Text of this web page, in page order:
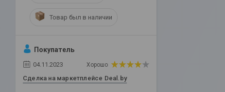
Товар был в наличии
Покупатель
04.11.2023 Хорошо
Сделка на маркетплейсе Deal.by